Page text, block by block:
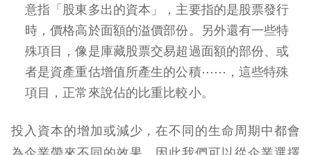
意指「股東多出的資本」，主要指的是股票發行
時，價格高於面額的溢價部份。另外還有一些特
殊項目，像是庫藏股票交易超過面額的部份、或
者是資產重估增值所產生的公積⋯⋯，這些特殊
項目，正常來說佔的比重比較小。
投入資本的增加或減少，在不同的生命周期中都會